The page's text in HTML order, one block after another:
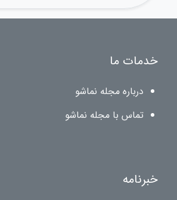
خدمات ما
درباره مجله نماشو
تماس با مجله نماشو
خبرنامه